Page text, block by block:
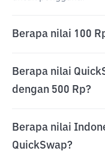
Berapa nilai 100
Berapa nilai
dengan 500 Rp?
Berapa nilai
QuickSwap?